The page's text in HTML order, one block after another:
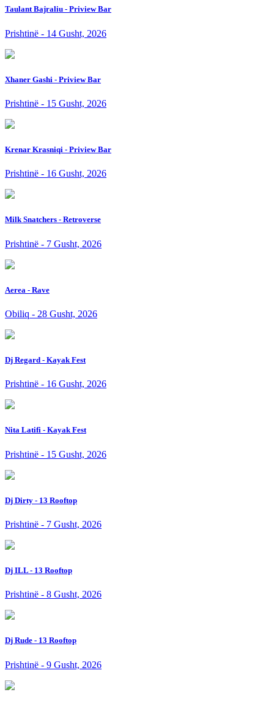
Taulant Bajraliu - Priview Bar
Prishtinë - 14 Gusht, 2026
Xhaner Gashi - Priview Bar
Prishtinë - 15 Gusht, 2026
Krenar Krasniqi - Priview Bar
Prishtinë - 16 Gusht, 2026
Milk Snatchers - Retroverse
Prishtinë - 7 Gusht, 2026
Aerea - Rave
Obiliq - 28 Gusht, 2026
Dj Regard - Kayak Fest
Prishtinë - 16 Gusht, 2026
Nita Latifi - Kayak Fest
Prishtinë - 15 Gusht, 2026
Dj Dirty - 13 Rooftop
Prishtinë - 7 Gusht, 2026
Dj ILL - 13 Rooftop
Prishtinë - 8 Gusht, 2026
Dj Rude - 13 Rooftop
Prishtinë - 9 Gusht, 2026